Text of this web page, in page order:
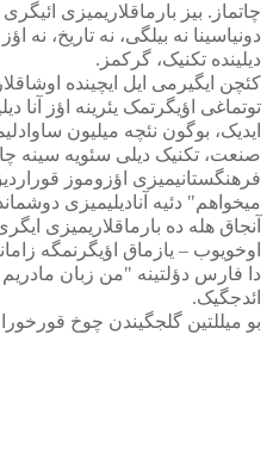
چاتماز. بیز بارماقلاریمیزی
دونیاسینا نه بیلگی، نه تاریخ، نه
دیلینده تکنیک، گرکمز.
کئچن ایگیرمی ایل ایچینده
توتماغی اؤیگرتمک یئرینه اؤز آنا
ایدیک، بوگون نئچه میلیون
صنعت، تکنیک دیلی سئویه سینه
فرهنگستانیمیزی اؤزوموز
میخواهم" دئیه آنادیلیمیزی
آنجاق هله ده بارماقلاریمیزی
اوخویوب – یازماق اؤیگرنمگه
دا فارس دؤلتینه "من زبان
ائدجگیک.
بو میللتین گلجگیندن چوخ